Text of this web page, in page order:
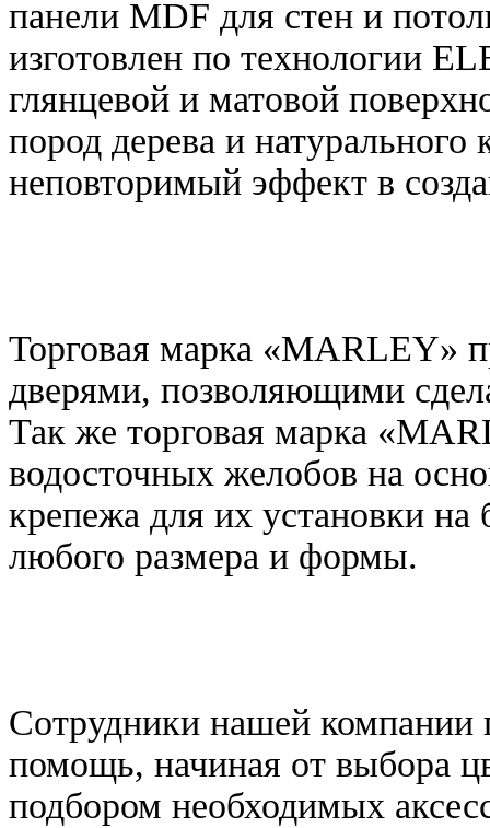
панели MDF для стен и
изготовлен по технологии
глянцевой и матовой
пород дерева и натурального
неповторимый эффект в
Торговая марка «MARLEY»
дверями, позволяющими
Так же торговая марка
водосточных желобов на
крепежа для их установки
любого размера и формы.
Сотрудники нашей компании
помощь, начиная от выбора
подбором необходимых